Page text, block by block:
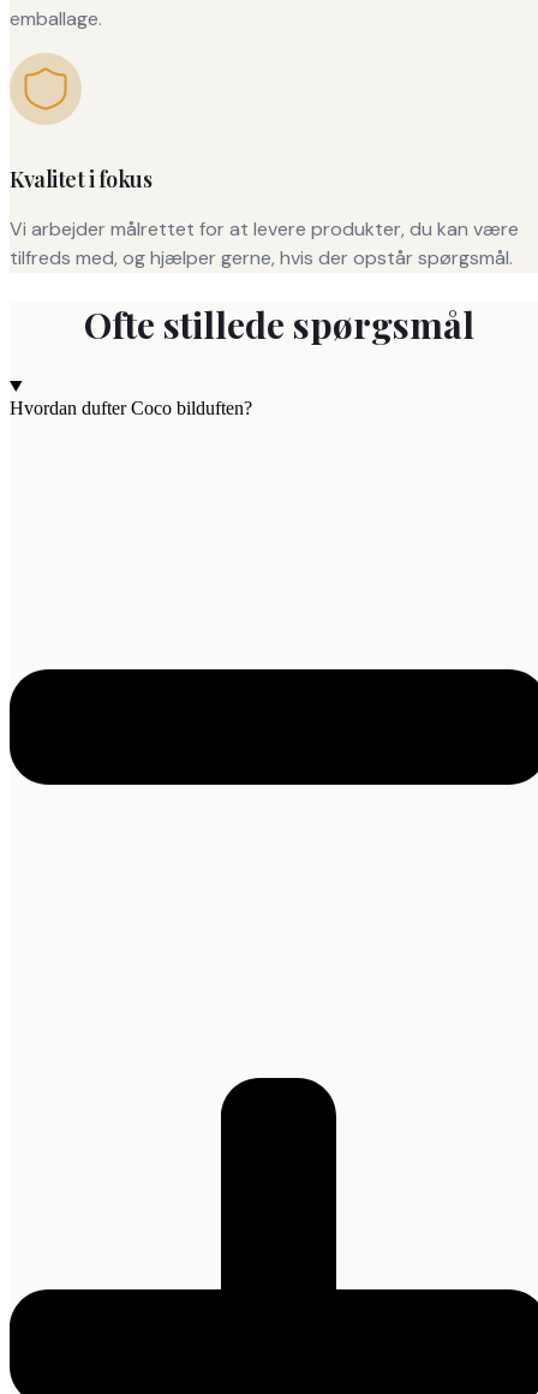
emballage.
Kvalitet i fokus
Vi arbejder målrettet for at levere produkter, du kan være
tilfreds med, og hjælper gerne, hvis der opstår spørgsmål.
Ofte stillede spørgsmål
Hvordan dufter Coco bilduften?